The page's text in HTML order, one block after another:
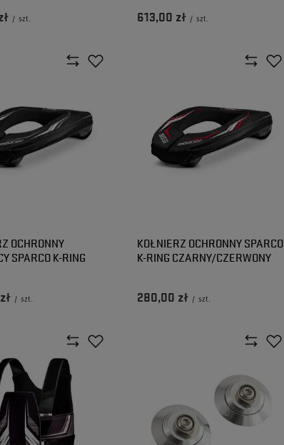
/ szt. 613,00 zł / szt.
OCHRONNY
SPARCO K-RING
/ szt.
KOŁNIERZ OCHRONNY SPARCO
K-RING CZARNY/CZERWONY
280,00 zł / szt.